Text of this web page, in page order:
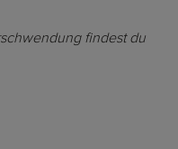
findest du